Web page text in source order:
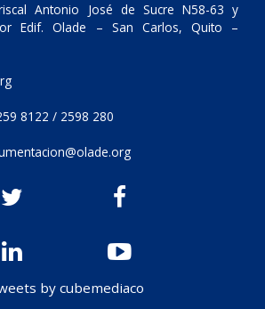
Antonio José de Sucre N58-63 y
Edif. Olade – San Carlos, Quito –
8122 / 2598 280
by cubemediaco